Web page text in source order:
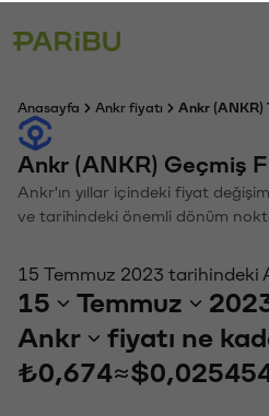
Anasayfa Ankr fiyatı Ankr (ANKR)
Ankr (ANKR) Geçmiş
Ankr'ın yıllar içindeki fiyat
ve tarihindeki önemli dönüm
15 Temmuz 2023 tarihindeki
15 Temmuz
Ankr
fiyatı ne
₺0,674≈